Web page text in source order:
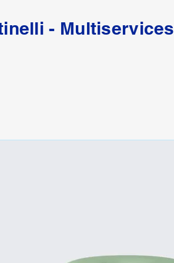
- Multiservices